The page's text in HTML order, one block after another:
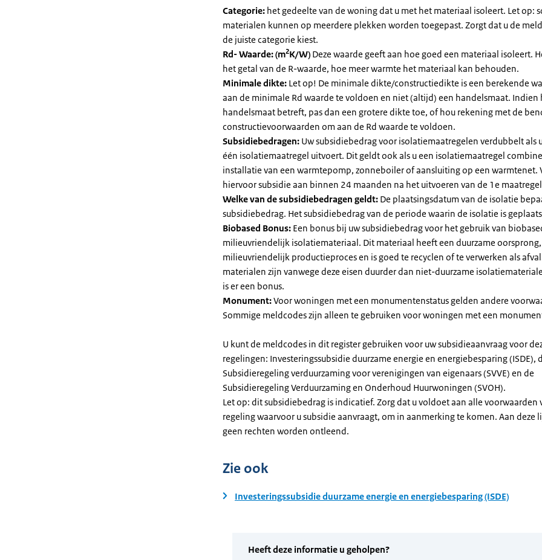
Categorie: het gedeelte van de woning dat u met het materiaal isoleert. Let op:
materialen kunnen op meerdere plekken worden toegepast. Zorgt dat u de
de juiste categorie kiest.
Rd- Waarde: (m2K/W) Deze waarde geeft aan hoe goed een materiaal isoleert.
het getal van de R-waarde, hoe meer warmte het materiaal kan behouden.
Minimale dikte: Let op! De minimale dikte/constructiedikte is een berekende
aan de minimale Rd waarde te voldoen en niet (altijd) een handelsmaat. Indien
handelsmaat betreft, pas dan een grotere dikte toe, of hou rekening met de
constructievoorwaarden om aan de Rd waarde te voldoen.
Subsidiebedragen: Uw subsidiebedrag voor isolatiemaatregelen verdubbelt als
één isolatiemaatregel uitvoert. Dit geldt ook als u een isolatiemaatregel
installatie van een warmtepomp, zonneboiler of aansluiting op een warmtenet.
hiervoor subsidie aan binnen 24 maanden na het uitvoeren van de 1e
Welke van de subsidiebedragen geldt: De plaatsingsdatum van de isolatie
subsidiebedrag. Het subsidiebedrag van de periode waarin de isolatie is
Biobased Bonus: Een bonus bij uw subsidiebedrag voor het gebruik van
milieuvriendelijk isolatiemateriaal. Dit materiaal heeft een duurzame oorsprong,
milieuvriendelijk productieproces en is goed te recyclen of te verwerken als
materialen zijn vanwege deze eisen duurder dan niet-duurzame
is er een bonus.
Monument:Voor woningen met een monumentenstatus gelden andere
Sommige meldcodes zijn alleen te gebruiken voor woningen met een
U kunt de meldcodes in dit register gebruiken voor uw subsidieaanvraag voor
regelingen: Investeringssubsidie duurzame energie en energiebesparing (ISDE),
Subsidieregeling verduurzaming voor verenigingen van eigenaars (SVVE) en de
Subsidieregeling Verduurzaming en Onderhoud Huurwoningen (SVOH).
Let op: dit subsidiebedrag is indicatief. Zorg dat u voldoet aan alle voorwaarden
regeling waarvoor u subsidie aanvraagt, om in aanmerking te komen. Aan deze
geen rechten worden ontleend.
Zie ook
Investeringssubsidie duurzame energie en energiebesparing (ISDE)